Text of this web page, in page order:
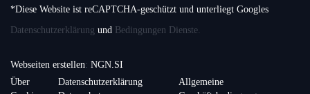
*Diese Website ist reCAPTCHA-geschützt und unterliegt Googles
Datenschutzerklärung und Bedingungen Dienste.
Webseiten erstellen: NGN.SI
Über
Datenschutzerklärung
Allgemeine